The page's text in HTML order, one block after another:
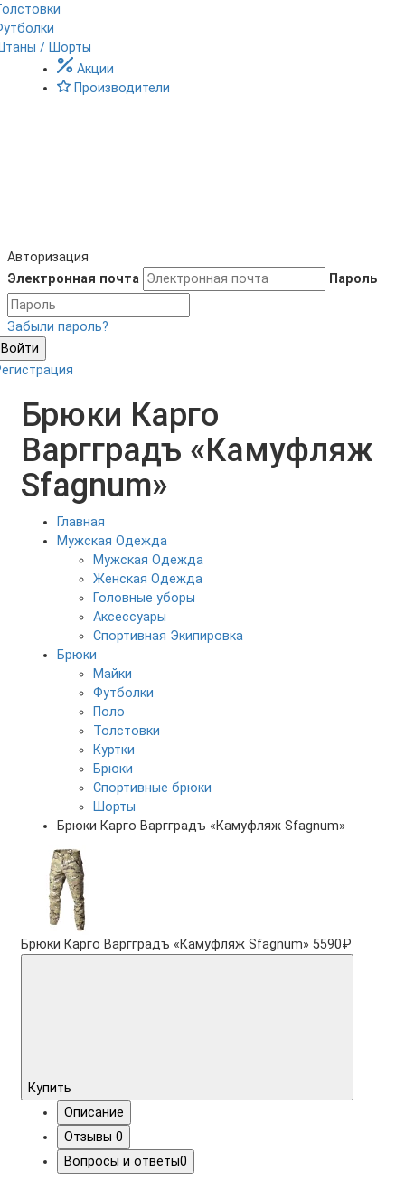
/ Шорты
Акции
Производители
Авторизация
Электронная почта
Пароль
Забыли пароль?
Войти
Брюки Карго
Варгградъ «Камуфляж
Sfagnum»
Главная
Мужская Одежда
Мужская Одежда
Женская Одежда
Головные уборы
Аксессуары
Спортивная Экипировка
Брюки
Майки
Футболки
Поло
Толстовки
Куртки
Брюки
Спортивные брюки
Шорты
Брюки Карго Варгградъ «Камуфляж Sfagnum»
Брюки Карго Варгградъ «Камуфляж Sfagnum» 5590₽
Купить
Описание
Отзывы 0
Вопросы и ответы0